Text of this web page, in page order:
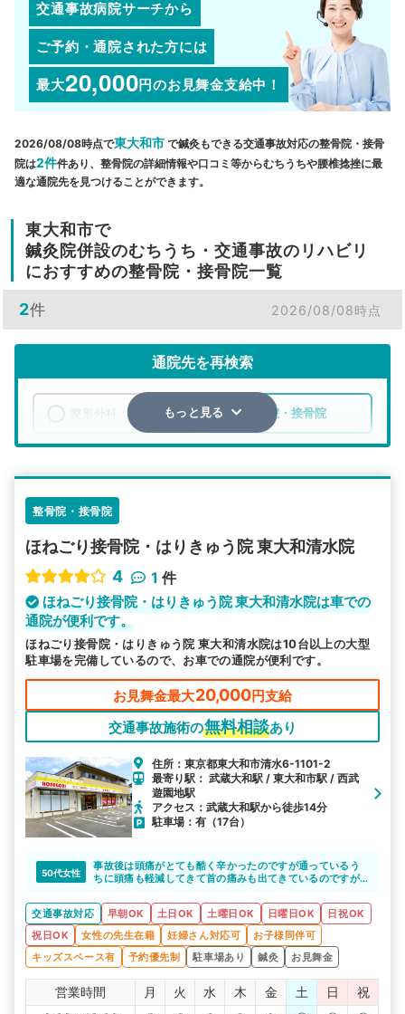
交通事故病院サーチから
ご予約・通院された方には
最大20,000円のお見舞金支給中！
2026/08/08時点で東大和市 で鍼灸もできる交通事故対応の整骨院・接骨
院は2件件あり、整骨院の詳細情報や口コミ等からむちうちや腰椎捻挫に最
適な通院先を見つけることができます。
東大和市で
鍼灸院併設のむちうち・交通事故のリハビリ
におすすめの整骨院・接骨院一覧
2件 2026/08/08時点
通院先を再検索
整骨院・接骨院
詳細条件で絞り込む
その他の検索方法
駅から探す
もっと見る
整骨院・接骨院
ほねごり接骨院・はりきゅう院 東大和清水院
4
1 件
ほねごり接骨院・はりきゅう院 東大和清水院は車での
通院が便利です。
ほねごり接骨院・はりきゅう院 東大和清水院は10台以上の大型
駐車場を完備しているので、お車での通院が便利です。
お見舞金最大20,000円支給
交通事故施術の無料相談あり
住所：東京都東大和市清水6-1101-2
最寄り駅： 武蔵大和駅 / 東大和市駅 / 西武
遊園地駅
アクセス：武蔵大和駅から徒歩14分
駐車場：有（17台）
50代女性
事故後は頭痛がとても酷く辛かったのですが通っているう
ちに頭痛も軽減してきて首の痛みも出てきているのですが
来ています。
とても感謝しています。
交通事故対応 早朝OK 土日OK 土曜日OK 日曜日OK
日祝OK
祝日OK
女性の先生在籍 妊婦さん対応可
お子様同伴可
キッズスペース有
予約優先制 駐車場あり 鍼灸 お見舞金
営業時間 月 火 水 木 金 土 日
祝